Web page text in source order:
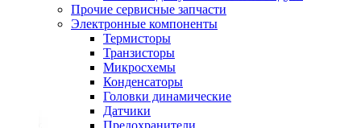
Прочие сервисные запчасти
Электронные компоненты
Термисторы
Транзисторы
Микросхемы
Конденсаторы
Головки динамические
Датчики
Предохранители